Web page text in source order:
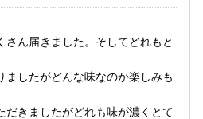
さん届きました。そしてどれもと
ましたがどんな味なのか楽しみも
だきましたがどれも味が濃くとて